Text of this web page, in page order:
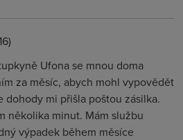
Ufona se mnou doma
za měsíc, abych mohl vypovědět
dohody mi přišla poštou zásilka.
několika minut. Mám službu
výpadek během měsíce